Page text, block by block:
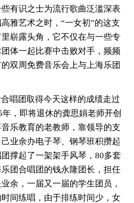
有识之士为流行歌曲泛滥深表
雅艺术之时，“一女初”的这支
崭露头角，它不仅在与一些专
体一起比赛中击败对手，频频
双周免费音乐会上与上海乐团
团取得今天这样的成绩走过
，即将退休的龚思娟老师开创
乐教育的老教师，靠领导的支
业余办电子琴、钢琴班积攒起
撑起了一架架手风琴，80多套
团合唱团的钱永隆团长，担任
余，一届又一届的学生团员，
间练唱，由于排练时间少，女